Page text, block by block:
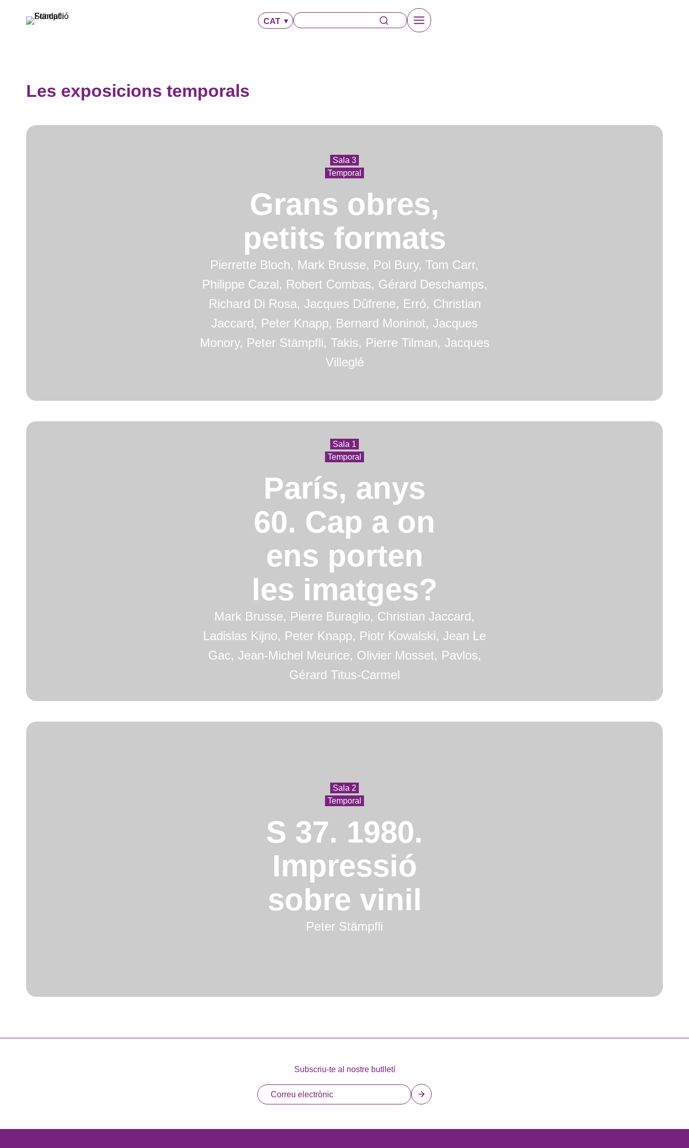
CAT
Les exposicions temporals
Sala 3
Temporal
Grans obres,
petits formats
Pierrette Bloch, Mark Brusse, Pol Bury, Tom Carr,
Philippe Cazal, Robert Combas, Gérard Deschamps,
Richard Di Rosa, Jacques Dûfrene, Erró, Christian
Jaccard, Peter Knapp, Bernard Moninot, Jacques
Monory, Peter Stämpfli, Takis, Pierre Tilman, Jacques
Villeglé
Sala 1
Temporal
París, anys
60. Cap a on
ens porten
les imatges?
Mark Brusse, Pierre Buraglio, Christian Jaccard,
Ladislas Kijno, Peter Knapp, Piotr Kowalski, Jean Le
Gac, Jean-Michel Meurice, Olivier Mosset, Pavlos,
Gérard Titus-Carmel
Sala 2
Temporal
S 37. 1980.
Impressió
sobre vinil
Peter Stämpfli
Subscriu-te al nostre butlletí